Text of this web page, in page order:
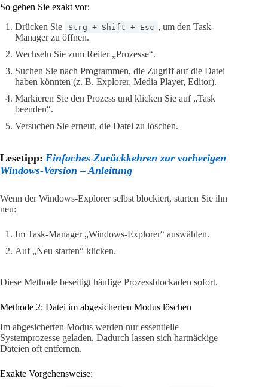
So gehen Sie exakt vor:
Drücken Sie
Strg + Shift + Esc , um den Task-
Manager zu öffnen.
Wechseln Sie zum Reiter „Prozesse“.
Suchen Sie nach Programmen, die Zugriff auf die Datei
haben könnten (z. B. Explorer, Media Player, Editor).
Markieren Sie den Prozess und klicken Sie auf „Task
beenden“.
Versuchen Sie erneut, die Datei zu löschen.
Lesetipp: Einfaches Zurückkehren zur vorherigen
Windows-Version – Anleitung
Wenn der Windows-Explorer selbst blockiert, starten Sie ihn
neu:
Im Task-Manager „Windows-Explorer“ auswählen.
Auf „Neu starten“ klicken.
Diese Methode beseitigt häufige Prozessblockaden sofort.
Methode 2: Datei im abgesicherten Modus löschen
Im abgesicherten Modus werden nur essentielle
Systemprozesse geladen. Dadurch lassen sich hartnäckige
Dateien oft entfernen.
Exakte Vorgehensweise: